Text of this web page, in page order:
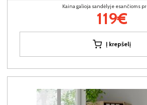
Kaina galioja sandėlyje esančioms
119€
Į krepšelį